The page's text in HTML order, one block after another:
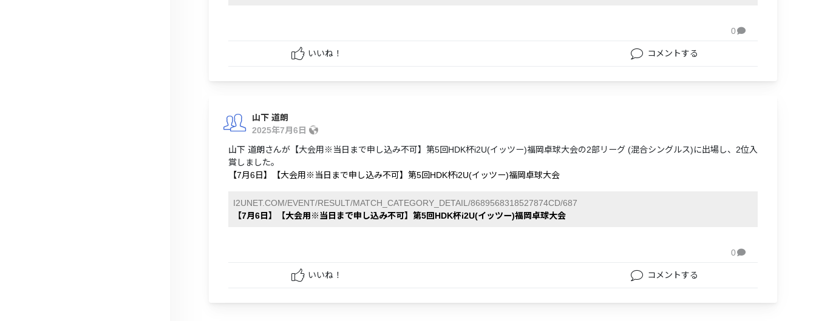
0
いいね！ コメントする
山下 道朗
2025年7月6日
山下 道朗さんが【大会用※当日まで申し込み不可】第5回HDK杯i2U(イッツー)福岡卓球大会の2部リーグ (混合シングルス)に出場し、2位入
賞しました。
【7月6日】【大会用※当日まで申し込み不可】第5回HDK杯i2U(イッツー)福岡卓球大会
I2UNET.COM/EVENT/RESULT/MATCH_CATEGORY_DETAIL/8689568318527874CD/687
【7月6日】【大会用※当日まで申し込み不可】第5回HDK杯i2U(イッツー)福岡卓球大会
0
いいね！ コメントする